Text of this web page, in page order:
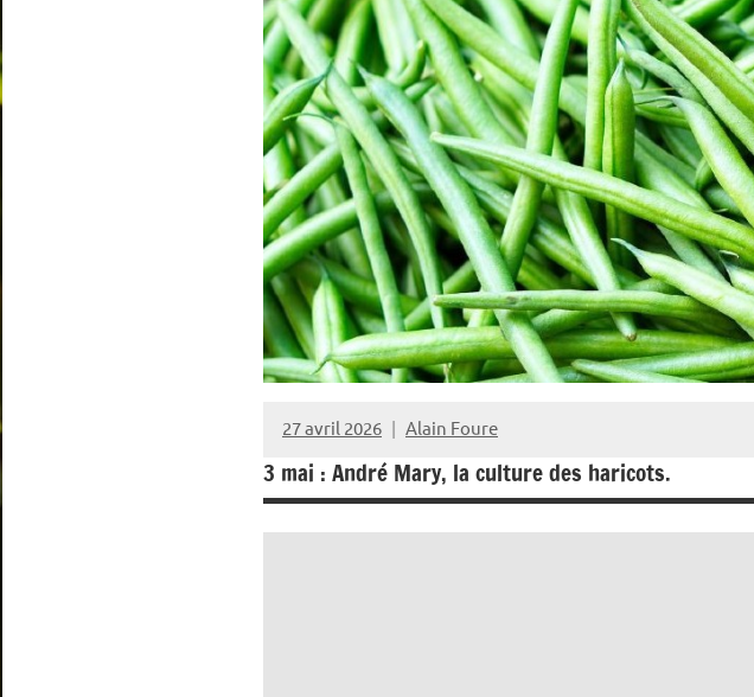
27 avril 2026 Alain Foure
3 mai : André Mary, la culture des haricots.